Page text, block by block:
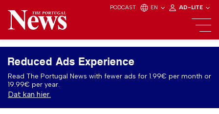
PODCAST EN AD-LITE
Reduced Ads Experience
Read The Portugal News with fewer ads for 1.99€ per month or
19.99€ per year.
Dat kan hier.